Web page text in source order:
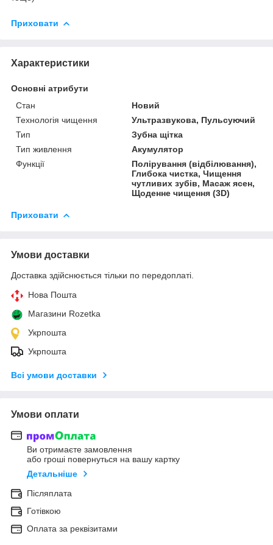
Приховати
Характеристики
Основні атрибути
Стан
Новий
Технологія чищення
Ультразвукова, Пульсуючий
Тип
Зубна щітка
Тип живлення
Акумулятор
Функції
Полірування (відбілювання),
Глибока чистка, Чищення
чутливих зубів, Масаж ясен,
Щоденне чищення (3D)
Приховати
Умови доставки
Доставка здійснюється тільки по передоплаті.
Нова Пошта
Магазини Rozetka
Укрпошта
Укрпошта
Всі умови доставки
Умови оплати
Ви отримаєте замовлення
або гроші повернуться на вашу картку
Детальніше
Післяплата
Готівкою
Оплата за реквізитами